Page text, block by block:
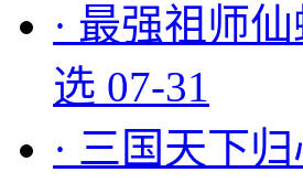
· 最强祖师
选 07-31
· 三国天下